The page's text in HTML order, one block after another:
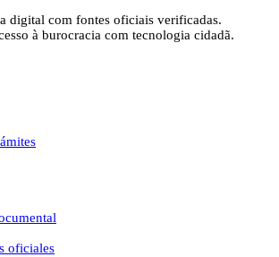
digital com fontes oficiais verificadas.
à burocracia com tecnologia cidadã.
oficiales